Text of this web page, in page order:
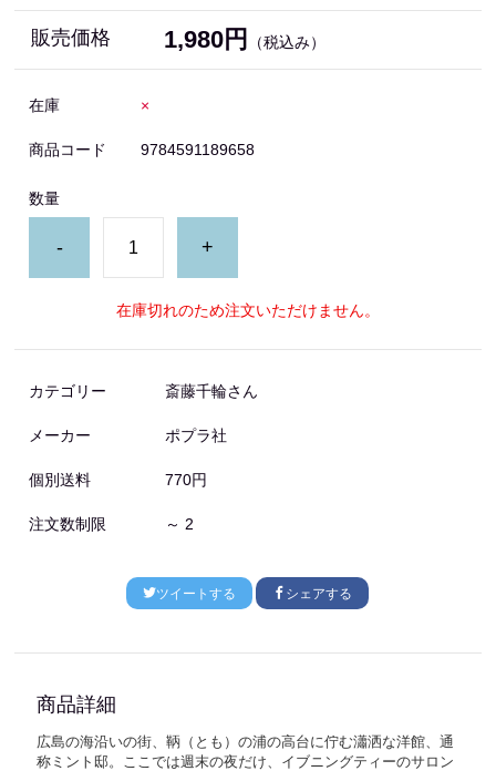
販売価格 1,980円 （税込み）
在庫 ×
商品コード 9784591189658
数量
- +
在庫切れのため注文いただけません。
カテゴリー 斎藤千輪さん
メーカー ポプラ社
個別送料 770円
注文数制限 ～ 2
ツイートする シェアする
商品詳細
広島の海沿いの街、鞆（とも）の浦の高台に佇む瀟洒な洋館、通
称ミント邸。ここでは週末の夜だけ、イブニングティーのサロン